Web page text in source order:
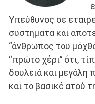
Υπεύθυνος σε
συστήματα και
“άνθρωπος του
“πρώτο χέρι” ότι,
δουλειά και μεγάλη
και το βασικό ατού